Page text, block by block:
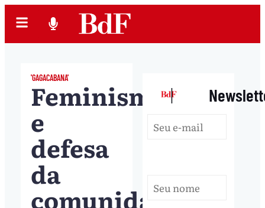
'GAGACABANA'
Feminismo
e
defesa
da
comunidade
|